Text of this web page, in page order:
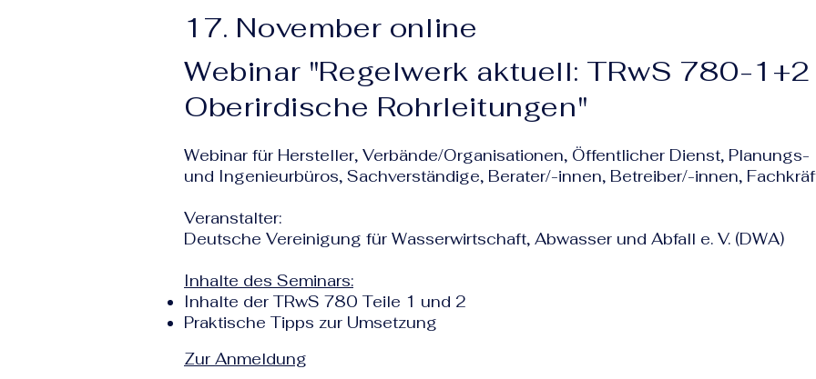
17. November online
Webinar "Regelwerk aktuell: TRwS 780-
Oberirdische Rohrleitungen"
Webinar für Hersteller, Verbände/Organisationen, Öffentlicher Dienst, Planungs-
und Ingenieurbüros, Sachverständige, Berater/-innen, Betreiber/-innen,
Veranstalter:
Deutsche Vereinigung für Wasserwirtschaft, Abwasser und Abfall e. V. (DWA)
Inhalte des Seminars:
Inhalte der TRwS 780 Teile 1 und 2
Praktische Tipps zur Umsetzung
Zur Anmeldung